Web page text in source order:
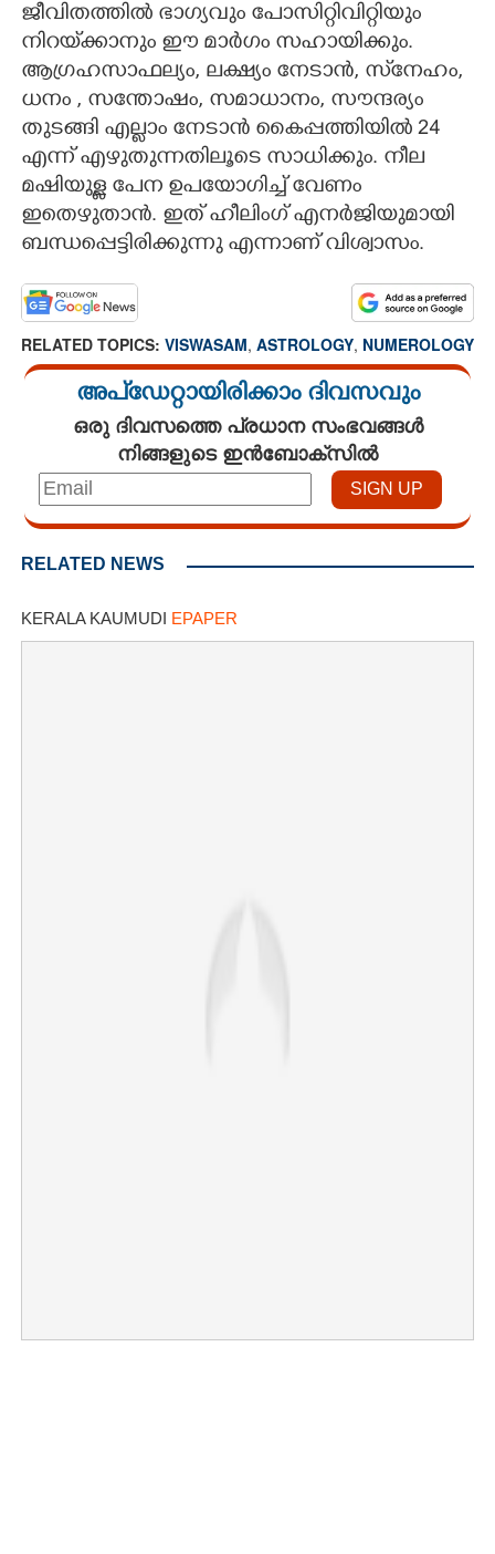
ജീവിതത്തിൽ ഭാഗ്യവും പോസിറ്റിവിറ്റിയും
നിറയ്‌ക്കാനും ഈ മാർഗം സഹായിക്കും.
ആഗ്രഹസാഫല്യം, ലക്ഷ്യം നേടാൻ, സ്‌നേഹം,
ധനം , സന്തോഷം, സമാധാനം, സൗന്ദര്യം
തുടങ്ങി എല്ലാം നേടാൻ കൈപ്പത്തിയിൽ 24
എന്ന് എഴുതുന്നതിലൂടെ സാധിക്കും. നീല
മഷിയുള്ള പേന ഉപയോഗിച്ച് വേണം
ഇതെഴുതാൻ. ഇത് ഹീലിംഗ് എനർജിയുമായി
ബന്ധപ്പെട്ടിരിക്കുന്നു എന്നാണ് വിശ്വാസം.
RELATED TOPICS: VISWASAM, ASTROLOGY, NUMEROLOGY
അപ്ഡേറ്റായിരിക്കാം ദിവസവും
ഒരു ദിവസത്തെ പ്രധാന സംഭവങ്ങൾ
നിങ്ങളുടെ ഇൻബോക്സിൽ
RELATED NEWS
KERALA KAUMUDI EPAPER